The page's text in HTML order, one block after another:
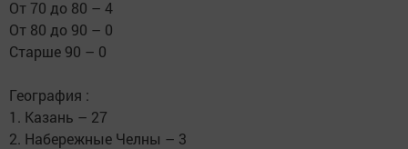
От 70 до 80 – 4
От 80 до 90 – 0
Старше 90 – 0
География :
1. Казань – 27
2. Набережные Челны – 3